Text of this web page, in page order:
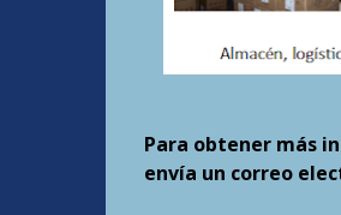
Para obtener más
envía un correo